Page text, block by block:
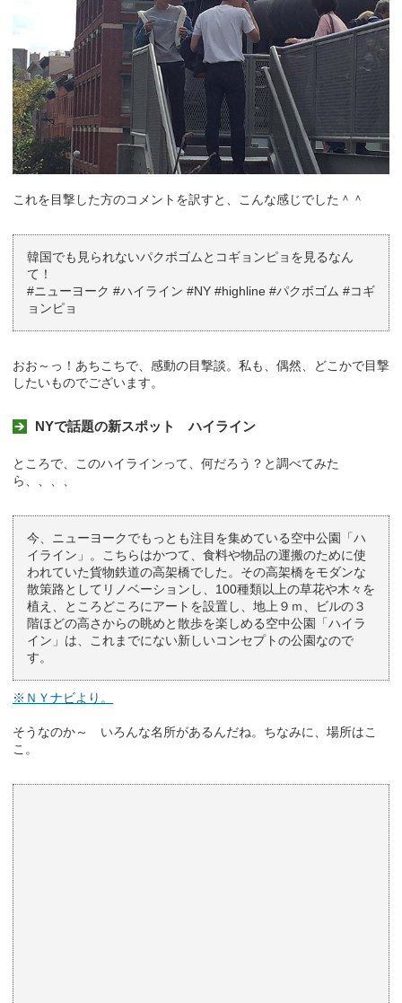
これを目撃した方のコメントを訳すと、こんな感じでした＾＾
韓国でも見られないパクボゴムとコギョンピョを見るなん
て！
#ニューヨーク #ハイライン #NY #highline #パクボゴム #コギ
ョンピョ
おお～っ！あちこちで、感動の目撃談。私も、偶然、どこかで目撃
したいものでございます。
NYで話題の新スポット ハイライン
ところで、このハイラインって、何だろう？と調べてみた
ら、、、、
今、ニューヨークでもっとも注目を集めている空中公園「ハ
イライン」。こちらはかつて、食料や物品の運搬のために使
われていた貨物鉄道の高架橋でした。その高架橋をモダンな
散策路としてリノベーションし、100種類以上の草花や木々を
植え、ところどころにアートを設置し、地上９ｍ、ビルの３
階ほどの高さからの眺めと散歩を楽しめる空中公園「ハイラ
イン」は、これまでにない新しいコンセプトの公園なので
す。
※ＮＹナビより。
そうなのか～ いろんな名所があるんだね。ちなみに、場所はこ
こ。